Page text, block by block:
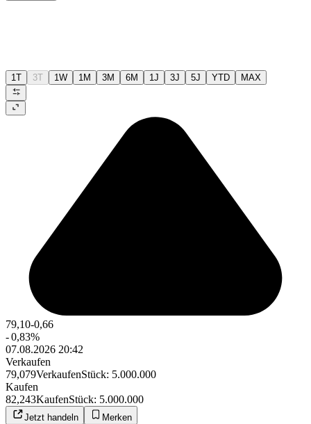
1T 3T 1W 1M 3M 6M 1J 3J 5J YTD MAX
79,10-0,66
-0,83%
07.08.2026 20:42
Verkaufen
79,079VerkaufenStück: 5.000.000
Kaufen
82,243KaufenStück: 5.000.000
Jetzt handeln Merken